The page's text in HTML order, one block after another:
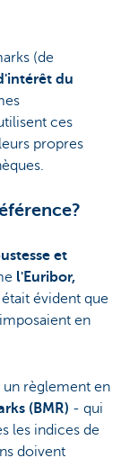
(de
du
ces
propres
et
l'Euribor,
évident que
en
règlement en
(BMR) - qui
les indices de
doivent